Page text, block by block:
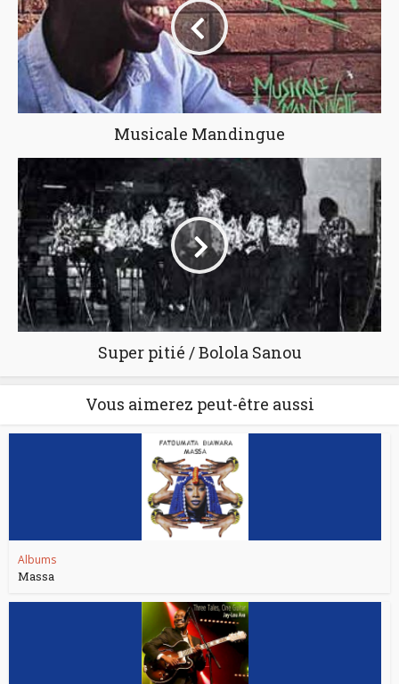
Musicale Mandingue
Super pitié / Bolola Sanou
Vous aimerez peut-être aussi
Albums
Massa